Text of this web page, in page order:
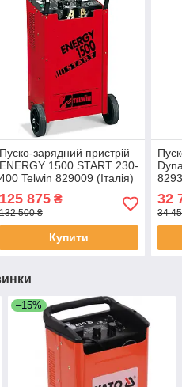
Пуско-зарядний пристрій
ENERGY 1500 START 230-
400 Telwin 829009 (Італія)
125 875₴
500 ₴
Купити
32
34
–15%